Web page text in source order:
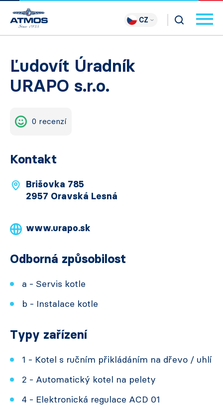
CZ
Ľudovít Úradník
URAPO s.r.o.
0 recenzí
Kontakt
Brišovka 785
2957 Oravská Lesná
www.urapo.sk
Odborná způsobilost
a - Servis kotle
b - Instalace kotle
Typy zařízení
1 - Kotel s ručním přikládáním na dřevo / uhlí
2 - Automatický kotel na pelety
4 - Elektronická regulace ACD 01